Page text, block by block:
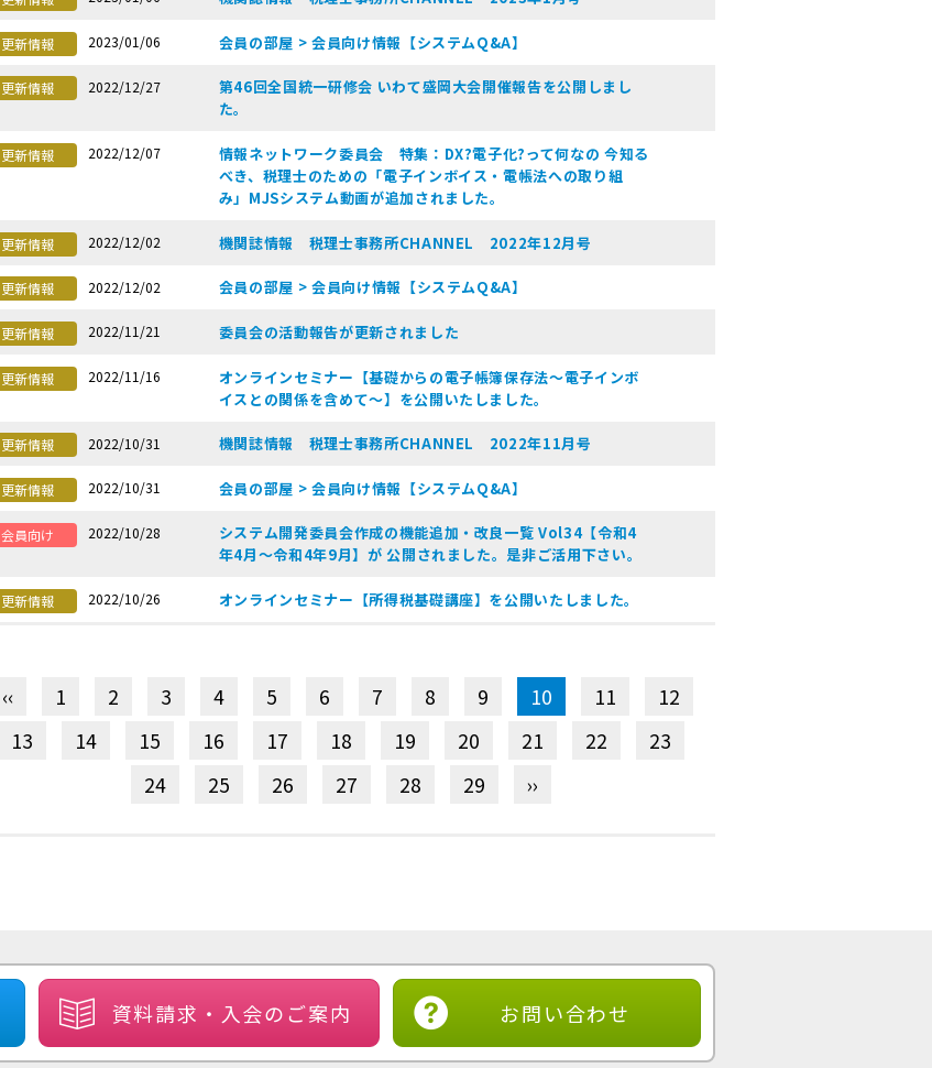
更新情報 2023/01/06 会員の部屋 > 会員向け情報【システムQ&A】
更新情報 2022/12/27
第46回全国統一研修会 いわて盛岡大会開催報告を公開しまし
た。
更新情報 2022/12/07
情報ネットワーク委員会 特集：DX?電子化?って何なの 今知る
べき、税理士のための「電子インボイス・電帳法への取り組
み」MJSシステム動画が追加されました。
更新情報 2022/12/02 機関誌情報 税理士事務所CHANNEL 2022年12月号
更新情報 2022/12/02 会員の部屋 > 会員向け情報【システムQ&A】
更新情報 2022/11/21 委員会の活動報告が更新されました
更新情報 2022/11/16
オンラインセミナー【基礎からの電子帳簿保存法～電子インボ
イスとの関係を含めて～】を公開いたしました。
更新情報 2022/10/31 機関誌情報 税理士事務所CHANNEL 2022年11月号
更新情報 2022/10/31 会員の部屋 > 会員向け情報【システムQ&A】
会員向け 2022/10/28
システム開発委員会作成の機能追加・改良一覧 Vol34【令和4
年4月〜令和4年9月】が 公開されました。是非ご活用下さい。
更新情報 2022/10/26 オンラインセミナー【所得税基礎講座】を公開いたしました。
‹‹ 1 2 3 4 5 6 7 8 9 10 11
12
13
14 15 16 17 18 19 20 21 22
23
24
25 26 27 28 29 ››
資料請求・ 入会のご案内 お問い合わせ